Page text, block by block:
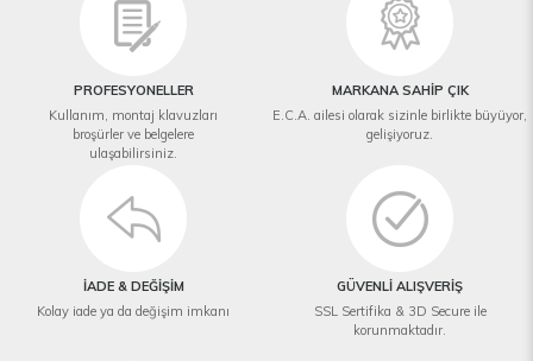
PROFESYONELLER
Kullanım, montaj klavuzları
broşürler ve belgelere
ulaşabilirsiniz.
MARKANA SAHİP ÇIK
E.C.A. ailesi olarak sizinle birlikte büyüyor,
gelişiyoruz.
İADE & DEĞİŞİM
Kolay iade ya da değişim imkanı
GÜVENLİ ALIŞVERİŞ
SSL Sertifika & 3D Secure ile
korunmaktadır.